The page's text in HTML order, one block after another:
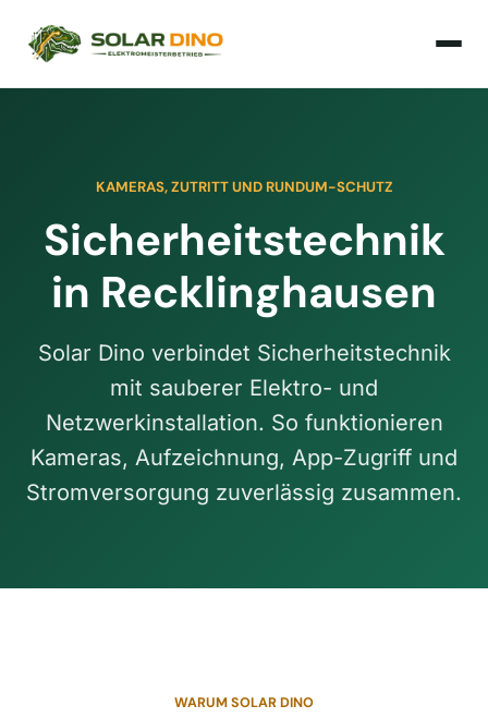
KAMERAS, ZUTRITT UND RUNDUM-SCHUTZ
Sicherheitstechnik
in Recklinghausen
Solar Dino verbindet Sicherheitstechnik
mit sauberer Elektro- und
Netzwerkinstallation. So funktionieren
Kameras, Aufzeichnung, App-Zugriff und
Stromversorgung zuverlässig zusammen.
WARUM SOLAR DINO